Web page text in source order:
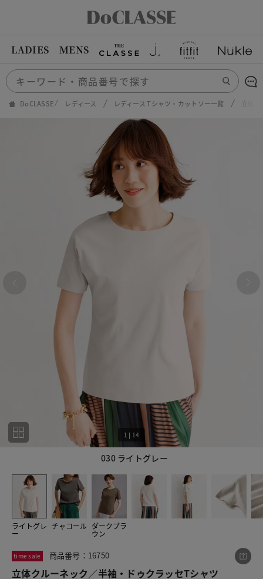
LADIES MENS
DoCLASSE レディース レディース Tシャツ・カットソー一覧 立体
030 ライトグレー
1 | 14
ライトグレ
ー
チャコール ダークブラ
ウン
time sale 商品番号：16750
立体クルーネック／半袖・ドゥクラッセTシャツ
この商品をシェアする